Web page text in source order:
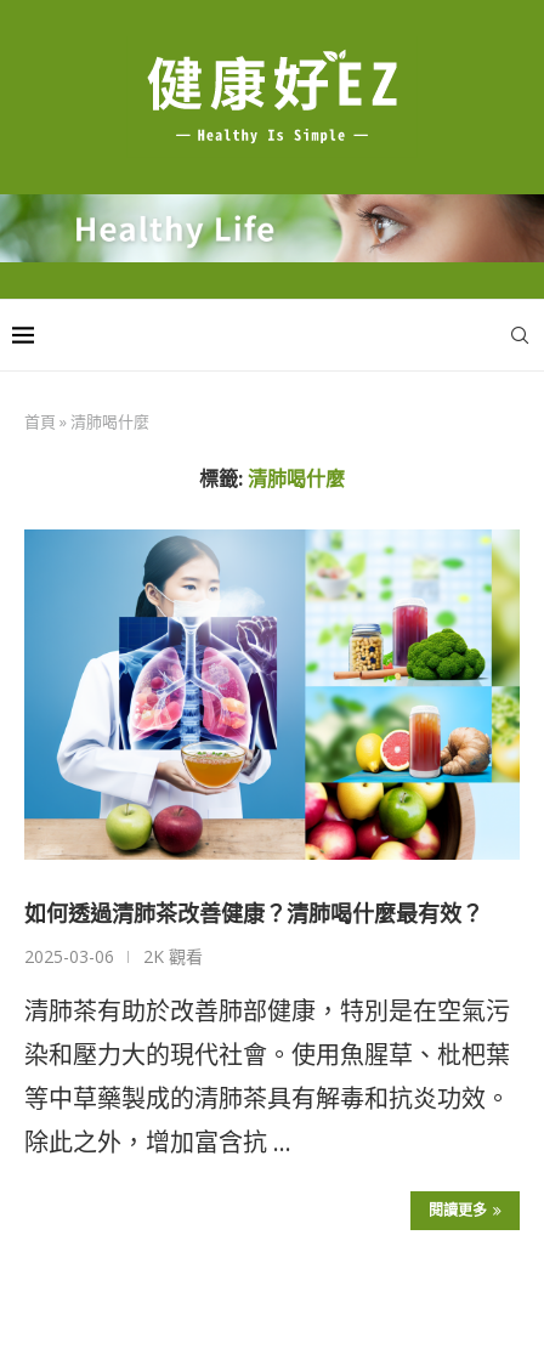
首頁 »清肺喝什麼
標籤:清肺喝什麼
如何透過清肺茶改善健康？清肺喝什麼最有效？
2025-03-06 2K 觀看
清肺茶有助於改善肺部健康，特別是在空氣污
染和壓力大的現代社會。使用魚腥草、枇杷葉
等中草藥製成的清肺茶具有解毒和抗炎功效。
除此之外，增加富含抗 …
閱讀更多